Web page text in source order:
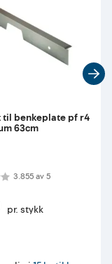
til benkeplate pf r4
63cm
3.9 av 5 mulige
3.855av5
pr. stykk